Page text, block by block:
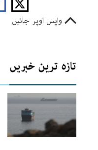
واپس اوپر جائیں
تازہ ترین خبریں